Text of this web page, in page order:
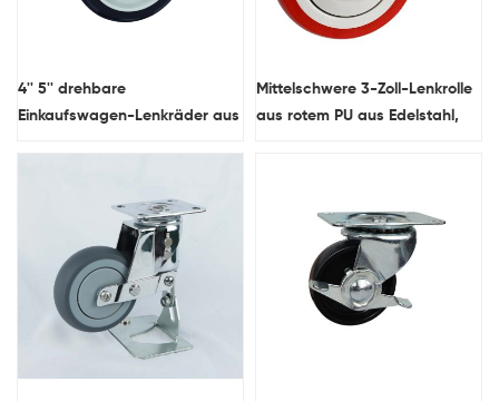
4'' 5'' drehbare
Einkaufswagen-Lenkräder aus
Mittelschwere 3-Zoll-Lenkrolle
aus rotem PU aus Edelstahl,